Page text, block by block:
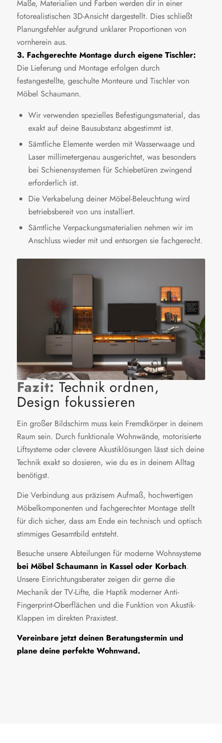
Maße, Materialien und Farben werden dir in einer
fotorealistischen 3D-Ansicht dargestellt. Dies schließt
Planungsfehler aufgrund unklarer Proportionen von
vornherein aus.
3. Fachgerechte Montage durch eigene Tischler:
Die Lieferung und Montage erfolgen durch
festangestellte, geschulte Monteure und Tischler von
Möbel Schaumann.
Wir verwenden spezielles Befestigungsmaterial, das
exakt auf deine Bausubstanz abgestimmt ist.
Sämtliche Elemente werden mit Wasserwaage und
Laser millimetergenau ausgerichtet, was besonders
bei Schienensystemen für Schiebetüren zwingend
erforderlich ist.
Die Verkabelung deiner Möbel-Beleuchtung wird
betriebsbereit von uns installiert.
Sämtliche Verpackungsmaterialien nehmen wir im
Anschluss wieder mit und entsorgen sie fachgerecht.
Fazit:Technik ordnen,
Design fokussieren
Ein großer Bildschirm muss kein Fremdkörper in deinem
Raum sein. Durch funktionale Wohnwände, motorisierte
Liftsysteme oder clevere Akustiklösungen lässt sich deine
Technik exakt so dosieren, wie du es in deinem Alltag
benötigst.
Die Verbindung aus präzisem Aufmaß, hochwertigen
Möbelkomponenten und fachgerechter Montage stellt
für dich sicher, dass am Ende ein technisch und optisch
stimmiges Gesamtbild entsteht.
Besuche unsere Abteilungen für moderne Wohnsysteme
bei Möbel Schaumann in Kassel oder Korbach.
Unsere Einrichtungsberater zeigen dir gerne die
Mechanik der TV-Lifte, die Haptik moderner Anti-
Fingerprint-Oberflächen und die Funktion von Akustik-
Klappen im direkten Praxistest.
Vereinbare jetzt deinen Beratungstermin und
plane deine perfekte Wohnwand.